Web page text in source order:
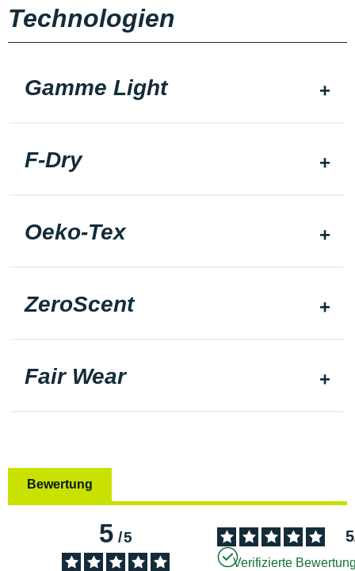
Technologien
Gamme Light
F-Dry
Oeko-Tex
ZeroScent
Fair Wear
Bewertung
5/5 5
Verifizierte